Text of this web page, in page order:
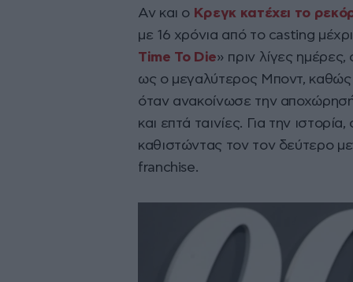
Αν και ο Κρεγκ κατέχει το
με 16 χρόνια από το casting
Time To Die» πριν λίγες
ως ο μεγαλύτερος Μποντ,
όταν ανακοίνωσε την
και επτά ταινίες. Για την
καθιστώντας τον τον δεύτερο
franchise.